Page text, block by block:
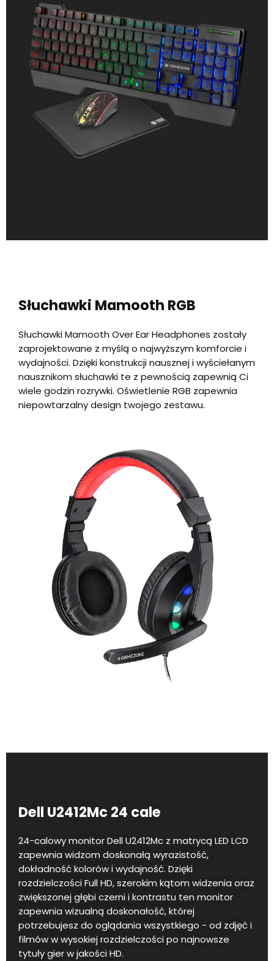
Słuchawki Mamooth RGB
Słuchawki Mamooth Over Ear Headphones zostały
zaprojektowane z myślą o najwyższym komforcie i
wydajności. Dzięki konstrukcji nausznej i wyściełanym
nausznikom słuchawki te z pewnością zapewnią Ci
wiele godzin rozrywki. Oświetlenie RGB zapewnia
niepowtarzalny design twojego zestawu.
Dell U2412Mc 24 cale
24-calowy monitor Dell U2412Mc z matrycą LED LCD
zapewnia widzom doskonałą wyrazistość,
dokładność kolorów i wydajność. Dzięki
rozdzielczości Full HD, szerokim kątom widzenia oraz
zwiększonej głębi czerni i kontrastu ten monitor
zapewnia wizualną doskonałość, której
potrzebujesz do oglądania wszystkiego - od zdjęć i
filmów w wysokiej rozdzielczości po najnowsze
tytuły gier w jakości HD.